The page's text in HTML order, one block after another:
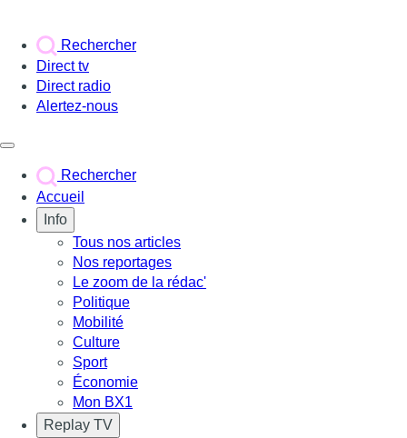
Rechercher
Direct tv
Direct radio
Alertez-nous
Rechercher
Accueil
Info
Tous nos articles
Nos reportages
Le zoom de la rédac'
Politique
Mobilité
Culture
Sport
Économie
Mon BX1
Replay TV